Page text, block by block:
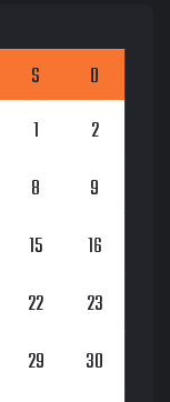
S
D
1
2
8
9
15
16
22
23
29
30